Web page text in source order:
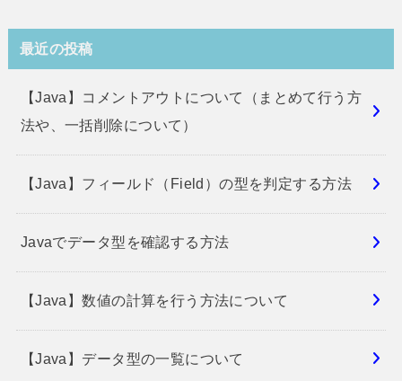
最近の投稿
【Java】コメントアウトについて（まとめて行う方
法や、一括削除について）
【Java】フィールド（Field）の型を判定する方法
Javaでデータ型を確認する方法
【Java】数値の計算を行う方法について
【Java】データ型の一覧について